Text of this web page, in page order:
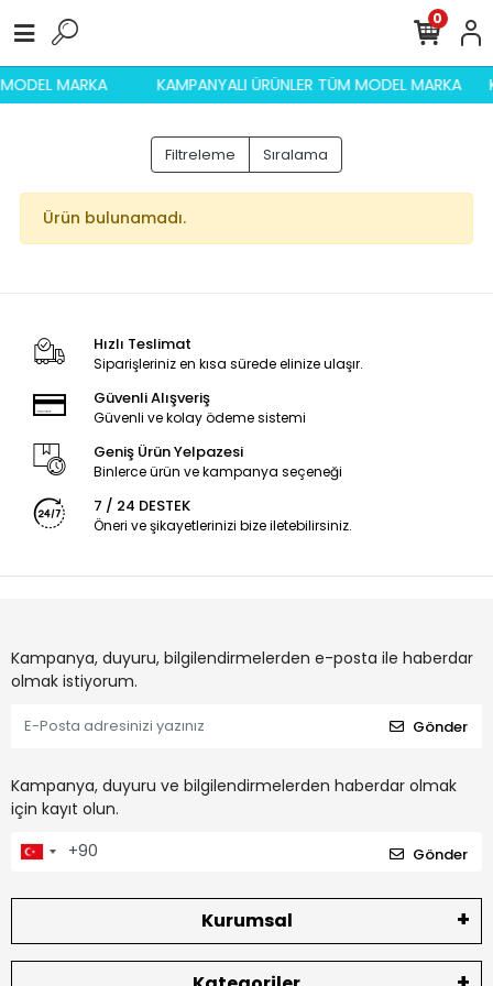
MARKA KAMPANYALI ÜRÜNLER TÜM MODEL MARKA
0
Filtreleme Sıralama
Ürün bulunamadı.
Hızlı Teslimat
Siparişleriniz en kısa sürede elinize ulaşır.
Güvenli Alışveriş
Güvenli ve kolay ödeme sistemi
Geniş Ürün Yelpazesi
Binlerce ürün ve kampanya seçeneği
7 / 24 DESTEK
Öneri ve şikayetlerinizi bize iletebilirsiniz.
Kampanya, duyuru, bilgilendirmelerden e-posta ile haberdar
olmak istiyorum.
Gönder
Kampanya, duyuru ve bilgilendirmelerden haberdar olmak
için kayıt olun.
Gönder
Kurumsal